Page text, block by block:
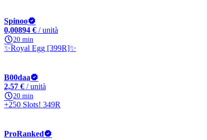
Spinoo
0,00894 € / unità
20 min
✨Royal Egg [399R]✨
B00daa
2,57 € / unità
20 min
+250 Slots! 349R
ProRanked